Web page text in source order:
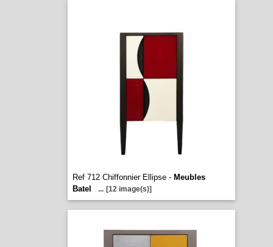
Ref 712 Chiffonnier Ellipse - Meubles
Batel
... [12 image(s)]